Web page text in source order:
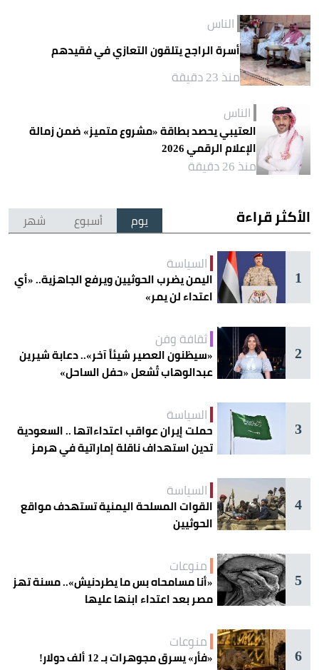
الناس
أسرة الراجح يتلقون التعازي في فقيدهم
منذ 23 دقيقة
الناس
العتيبي يحصد بطاقة «مشروع متميز» ضمن زمالة
الإعلام الرقمي 2026
منذ 26 دقيقة
الأكثر قراءة يوم أسبوع شهر
1
السياسة
اليمن يضرب الحوثيين ويرفع الجاهزية.. «أي
اعتداء لن يمر»
2
ثقافة وفن
«سيظنون العصير شيئاً آخر».. دعابة شيرين
عبدالوهاب تُشعل «حفل الساحل»
3
السياسة
حملت إيران عواقب اعتداءاتها .. السعودية
تدين استهداف ناقلة إماراتية في هرمز
4
السياسة
القوات المسلحة اليمنية تستهدف مواقع
الحوثيين
5
منوعات
«أنا مسامحاه بس ما يطردنيش».. مسنة تهز
مصر بعد اعتداء ابنها عليها
6
منوعات
«فأر» يسرق مجوهرات بـ 12 ألف دولار!